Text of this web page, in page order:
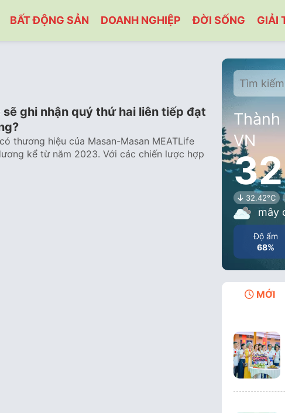
BẤT ĐỘNG SẢN DOANH NGHIỆP ĐỜI SỐNG GIẢI
sẽ ghi nhận quý thứ hai liên tiếp đạt
thương hiệu của Masan-Masan MEATLife
kể từ năm 2023. Với các chiến lược hợp
Thành
VN
32.42°C
mây
Độ ẩm
68%
MỚI